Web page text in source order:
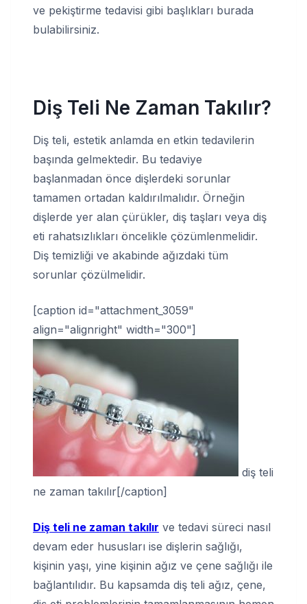
ve pekiştirme tedavisi gibi başlıkları burada
bulabilirsiniz.
Diş Teli Ne Zaman Takılır?
Diş teli, estetik anlamda en etkin tedavilerin
başında gelmektedir. Bu tedaviye
başlanmadan önce dişlerdeki sorunlar
tamamen ortadan kaldırılmalıdır. Örneğin
dişlerde yer alan çürükler, diş taşları veya diş
eti rahatsızlıkları öncelikle çözümlenmelidir.
Diş temizliği ve akabinde ağızdaki tüm
sorunlar çözülmelidir.
[caption id="attachment_3059"
align="alignright" width="300"]
diş teli
ne zaman takılır[/caption]
Diş teli ne zaman takılır ve tedavi süreci nasıl
devam eder hususları ise dişlerin sağlığı,
kişinin yaşı, yine kişinin ağız ve çene sağlığı ile
bağlantılıdır. Bu kapsamda diş teli ağız, çene,